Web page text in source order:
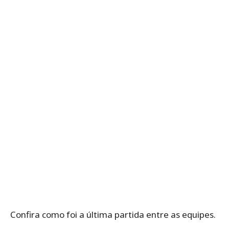
Confira como foi a última partida entre as equipes.